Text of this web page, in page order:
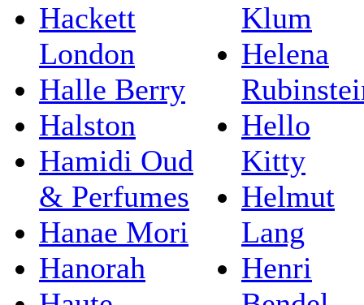
Hackett
London
Halle Berry
Halston
Hamidi Oud
& Perfumes
Hanae Mori
Hanorah
Klum
Helena
Hello
Kitty
Helmut
Lang
Henri